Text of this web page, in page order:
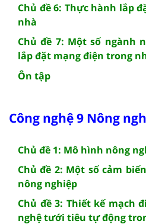
Chủ đề 6: Thực hành lắp
nhà
Chủ đề 7: Một số ngành
lắp đặt mạng điện trong
Ôn tập
Công nghệ 9 Nông
Chủ đề 1: Mô hình nông
Chủ đề 2: Một số cảm
nông nghiệp
Chủ đề 3: Thiết kế mạch
nghệ tưới tiêu tự động